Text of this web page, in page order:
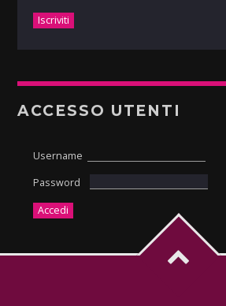
ACCESSO UTENTI
Username
Password